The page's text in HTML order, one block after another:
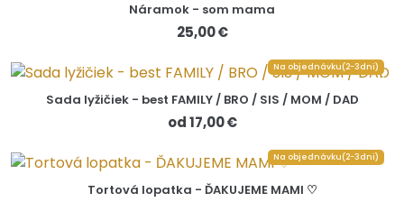
Náramok - som mama
25,00 €
Na objednávku(2-3dni)
Sada lyžičiek - best FAMILY / BRO / SIS / MOM / DAD
od 17,00 €
Na objednávku(2-3dni)
Tortová lopatka - ĎAKUJEME MAMI ♡